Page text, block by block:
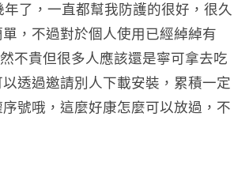
了，一直都幫我防護的很好，很久
，不過對於個人使用已經綽綽有
不貴但很多人應該還是寧可拿去吃
透過邀請別人下載安裝，累積一定
號哦，這麼好康怎麼可以放過，不